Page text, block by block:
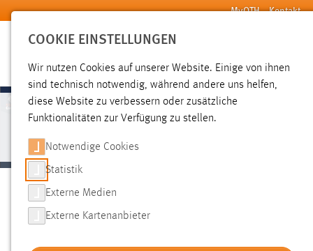
Zum Hauptinhalt springen MyOTH Kontakt
SUCHE
STACK NEWSLETTER 7 (03/25)
Liebe STACK-Community und STACK-Interessierte
das Sommersemester steht bevor, und die zunehmende
COOKIE EINSTELLUNGEN
Wir nutzen Cookies auf unserer Website. Einige von ihnen
sind technisch notwendig, während andere uns helfen,
diese Website zu verbessern oder zusätzliche
Funktionalitäten zur Verfügung zu stellen.
Notwendige Cookies
Statistik
Externe Medien
Externe Kartenanbieter